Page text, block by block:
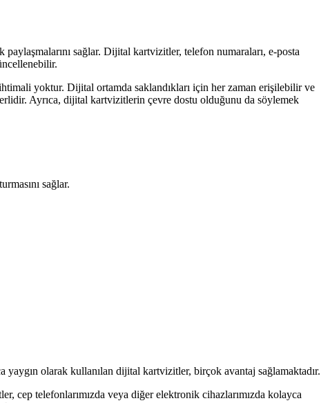
sağlar. Dijital kartvizitler, telefon numaraları, e-posta
yoktur. Dijital ortamda saklandıkları için her zaman erişilebilir ve
Ayrıca, dijital kartvizitlerin çevre dostu olduğunu da söylemek
sağlar.
olarak kullanılan dijital kartvizitler, birçok avantaj sağlamaktadır.
cep telefonlarımızda veya diğer elektronik cihazlarımızda kolayca